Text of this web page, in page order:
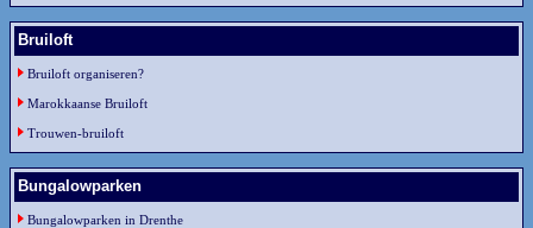
Bruiloft
Bruiloft organiseren?
Marokkaanse Bruiloft
Trouwen-bruiloft
Bungalowparken
Bungalowparken in Drenthe